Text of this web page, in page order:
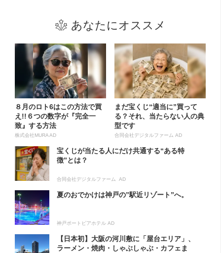
あなたにオススメ
８月のロト6はこの方法で買
え!!６つの数字が『完全一
致』する方法
株式会社MURA AD
まだ宝くじ“適当に”買って
る？それ、当たらない人の典
型です
合同会社デジタルファーム AD
宝くじが当たる人にだけ共通する“ある特
徴”とは？
合同会社デジタルファーム AD
夏のおでかけは神戸の”駅近リゾート”へ。
神戸ポートピアホテル AD
【日本初】大阪の河川敷に「屋台エリア」、
ラーメン・焼肉・しゃぶしゃぶ・カフェま